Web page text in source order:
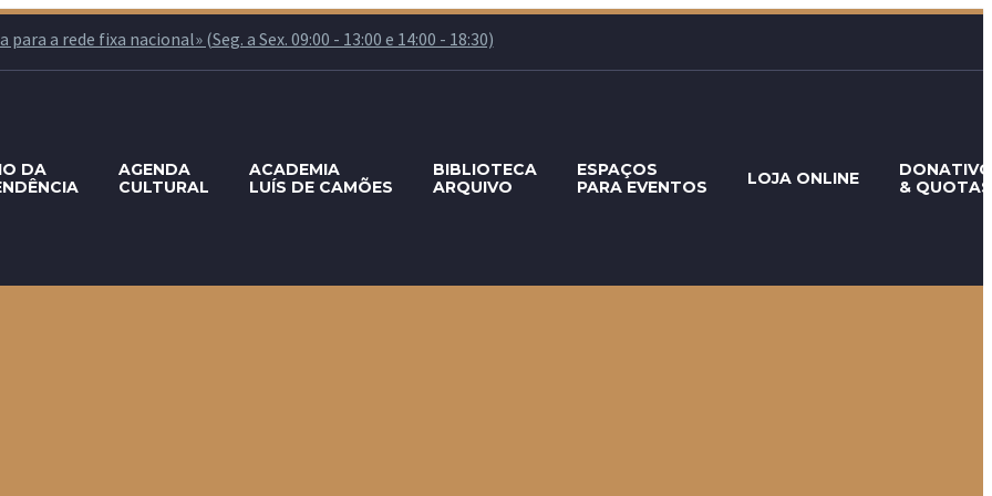
para a rede fixa nacional» (Seg. a Sex. 09:00 - 13:00 e 14:00 - 18:30)
DA
AGENDA
CULTURAL
ACADEMIA
LUÍS DE CAMÕES
BIBLIOTECA
ARQUIVO
ESPAÇOS
PARA EVENTOS
LOJA ONLINE
& QUOTAS